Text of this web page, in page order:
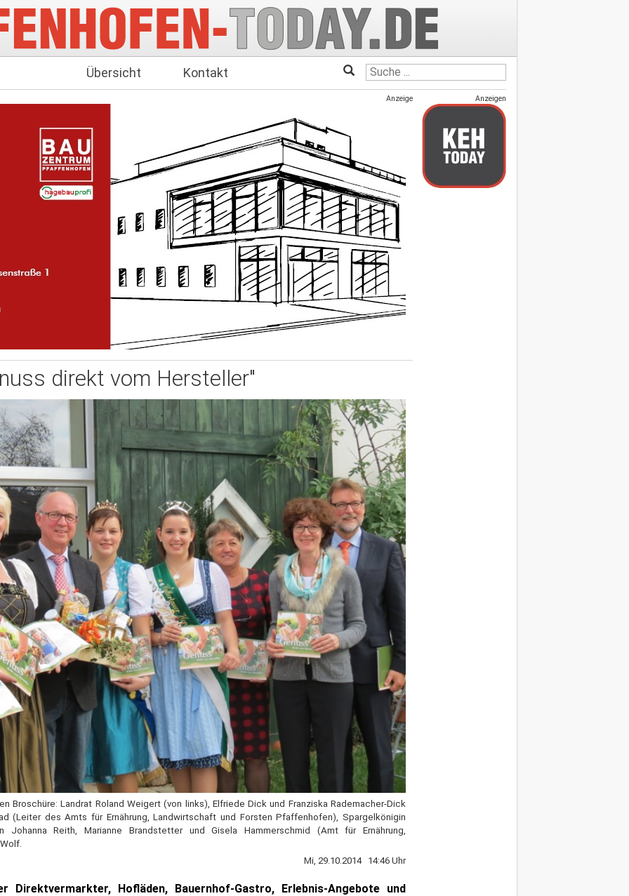
Übersicht Kontakt
Anzeige
direkt vom Hersteller"
Broschüre: Landrat Roland Weigert (von links), Elfriede Dick und Franziska Rademacher-Dick
(Leiter des Amts für Ernährung, Landwirtschaft und Forsten Pfaffenhofen), Spargelkönigin
Johanna Reith, Marianne Brandstetter und Gisela Hammerschmid (Amt für Ernährung,
Mi, 29.10.2014 14:46 Uhr
Hofläden, Bauernhof-Gastro, Erlebnis-Angebote und
Anzeigen